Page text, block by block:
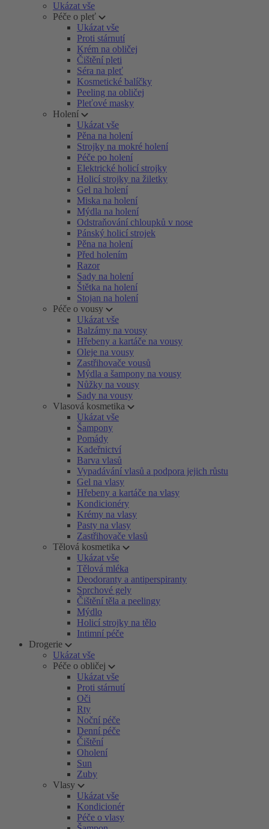
Ukázat vše
Péče o pleť
Ukázat vše
Proti stárnutí
Krém na obličej
Čištění pleti
Séra na pleť
Kosmetické balíčky
Peeling na obličej
Pleťové masky
Holení
Ukázat vše
Pěna na holení
Strojky na mokré holení
Péče po holení
Elektrické holicí strojky
Holicí strojky na žiletky
Gel na holení
Miska na holení
Mýdla na holení
Odstraňování chloupků v nose
Pánský holicí strojek
Pěna na holení
Před holením
Razor
Sady na holení
Štětka na holení
Stojan na holení
Péče o vousy
Ukázat vše
Balzámy na vousy
Hřebeny a kartáče na vousy
Oleje na vousy
Zastřihovače vousů
Mýdla a šampony na vousy
Nůžky na vousy
Sady na vousy
Vlasová kosmetika
Ukázat vše
Šampony
Pomády
Kadeřnictví
Barva vlasů
Vypadávání vlasů a podpora jejich růstu
Gel na vlasy
Hřebeny a kartáče na vlasy
Kondicionéry
Krémy na vlasy
Pasty na vlasy
Zastřihovače vlasů
Tělová kosmetika
Ukázat vše
Tělová mléka
Deodoranty a antiperspiranty
Sprchové gely
Čištění těla a peelingy
Mýdlo
Holicí strojky na tělo
Intimní péče
Drogerie
Ukázat vše
Péče o obličej
Ukázat vše
Proti stárnutí
Oči
Rty
Noční péče
Denní péče
Čištění
Oholení
Sun
Zuby
Vlasy
Ukázat vše
Kondicionér
Péče o vlasy